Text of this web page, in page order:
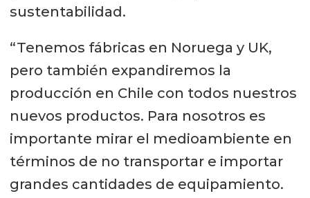
sustentabilidad.
“Tenemos fábricas en Noruega y UK,
pero también expandiremos la
producción en Chile con todos nuestros
nuevos productos. Para nosotros es
importante mirar el medioambiente en
términos de no transportar e importar
grandes cantidades de equipamiento.